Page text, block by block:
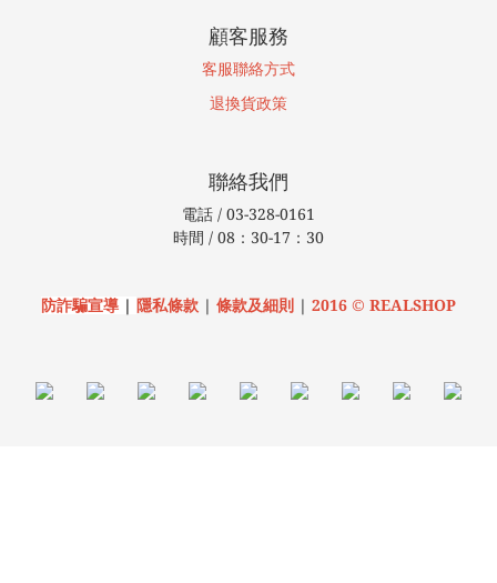
顧客服務
客服聯絡方式
退換貨政策
聯絡我們
電話 / 03-328-0161
時間 / 08：30-17：30
防詐騙宣導 | 隱私條款 | 條款及細則 | 2016 © REALSHOP